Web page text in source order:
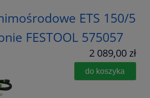
ETS 150/5
FESTOOL 575057
2 089,00 zł
do koszyka